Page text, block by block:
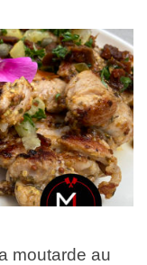
moutarde au